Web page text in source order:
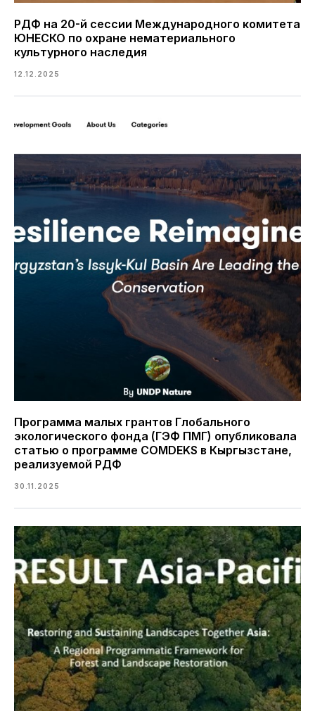
РДФ на 20-й сессии Международного комитета
ЮНЕСКО по охране нематериального
культурного наследия
12.12.2025
Программа малых грантов Глобального
экологического фонда (ГЭФ ПМГ) опубликовала
статью о программе COMDEKS в Кыргызстане,
реализуемой РДФ
30.11.2025